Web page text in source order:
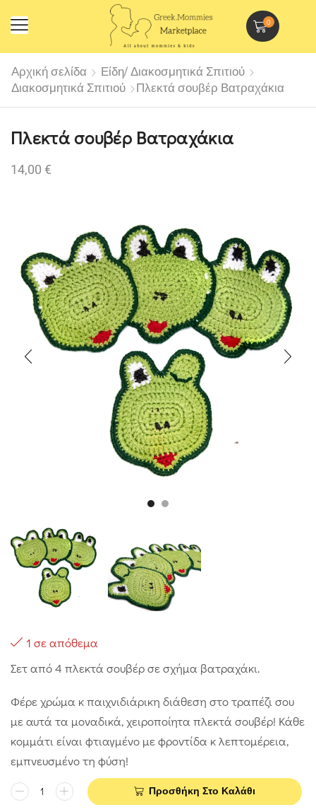
0
Αρχική σελίδα
Είδη/ Διακοσμητικά Σπιτιού
Διακοσμητικά Σπιτιού
Πλεκτά σουβέρ Βατραχάκια
Πλεκτά σουβέρ Βατραχάκια
14,00 €
1 σε απόθεμα
Σετ από 4 πλεκτά σουβέρ σε σχήμα βατραχάκι.
Φέρε χρώμα κ παιχνιδιάρικη διάθεση στο τραπέζι σου
με αυτά τα μοναδικά, χειροποίητα πλεκτά σουβέρ! Κάθε
κομμάτι είναι φτιαγμένο με φροντίδα κ λεπτομέρεια,
εμπνευσμένο τη φύση!
Προσθήκη Στο Καλάθι